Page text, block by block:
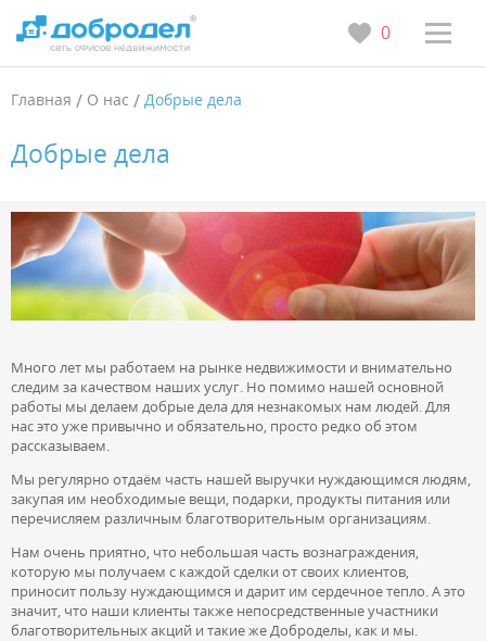
0
Главная / О нас / Добрые дела
Добрые дела
Много лет мы работаем на рынке недвижимости и внимательно
следим за качеством наших услуг. Но помимо нашей основной
работы мы делаем добрые дела для незнакомых нам людей. Для
нас это уже привычно и обязательно, просто редко об этом
рассказываем.
Мы регулярно отдаём часть нашей выручки нуждающимся людям,
закупая им необходимые вещи, подарки, продукты питания или
перечисляем различным благотворительным организациям.
Нам очень приятно, что небольшая часть вознаграждения,
которую мы получаем с каждой сделки от своих клиентов,
приносит пользу нуждающимся и дарит им сердечное тепло. А это
значит, что наши клиенты также непосредственные участники
благотворительных акций и такие же Доброделы, как и мы.